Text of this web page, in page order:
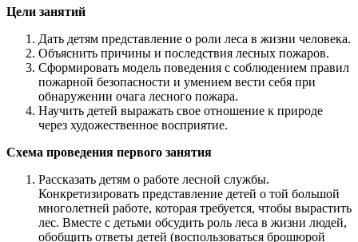
Цели занятий
Дать детям представление о роли леса в жизни человека.
Объяснить причины и последствия лесных пожаров.
Сформировать модель поведения с соблюдением правил
пожарной безопасности и умением вести себя при
обнаружении очага лесного пожара.
Научить детей выражать свое отношение к природе
через художественное восприятие.
Схема проведения первого занятия
Рассказать детям о работе лесной службы.
Конкретизировать представление детей о той большой
многолетней работе, которая требуется, чтобы вырастить
лес. Вместе с детьми обсудить роль леса в жизни людей,
обобщить ответы детей (воспользоваться брошюрой